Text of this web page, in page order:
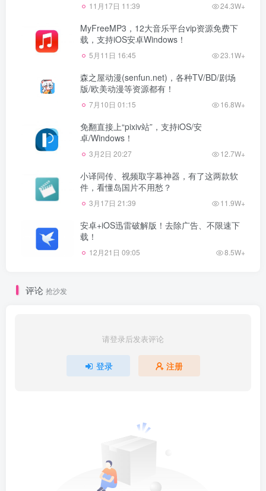
11月17日 11:39 24.3W+
MyFreeMP3，12大音乐平台vip资源免费下
载，支持iOS安卓Windows！
5月11日 16:45 23.1W+
森之屋动漫(senfun.net)，各种TV/BD/剧场
版/欧美动漫等资源都有！
7月10日 01:15 16.8W+
免翻直接上“pixiv站”，支持iOS/安
卓/Windows！
3月2日 20:27 12.7W+
小译同传、视频取字幕神器，有了这两款软
件，看懂岛国片不用愁？
3月17日 21:39 11.9W+
安卓+iOS迅雷破解版！去除广告、不限速下
载！
12月21日 09:05 8.5W+
评论 抢沙发
请登录后发表评论
登录 注册